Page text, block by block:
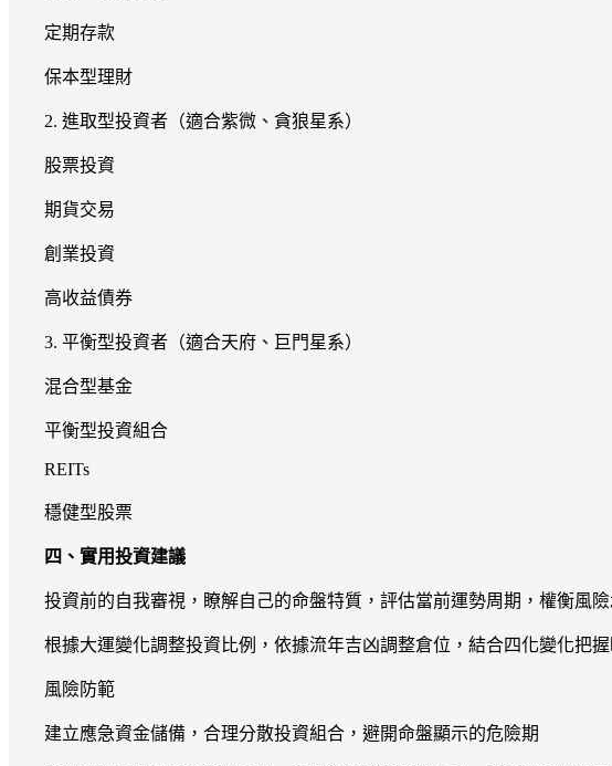
定期存款
保本型理財
2. 進取型投資者（適合紫微、貪狼星系）
股票投資
期貨交易
創業投資
高收益債券
3. 平衡型投資者（適合天府、巨門星系）
混合型基金
平衡型投資組合
REITs
穩健型股票
四、實用投資建議
投資前的自我審視，瞭解自己的命盤特質，評估當前運勢周期，權衡風
根據大運變化調整投資比例，依據流年吉凶調整倉位，結合四化變化把
風險防範
建立應急資金儲備，合理分散投資組合，避開命盤顯示的危險期